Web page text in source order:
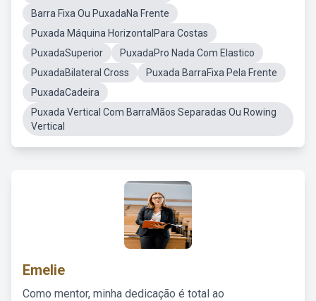
Barra Fixa Ou PuxadaNa Frente
Puxada Máquina HorizontalPara Costas
PuxadaSuperior
PuxadaPro Nada Com Elastico
PuxadaBilateral Cross
Puxada BarraFixa Pela Frente
PuxadaCadeira
Puxada Vertical Com BarraMãos Separadas Ou Rowing
Vertical
Emelie
Como mentor, minha dedicação é total ao